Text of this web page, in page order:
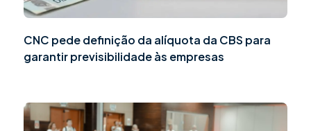
CNC pede definição da alíquota da CBS para
garantir previsibilidade às empresas